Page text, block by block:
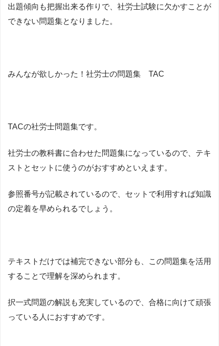
出題傾向も把握出来る作りで、社労士試験に欠かすことが
できない問題集となりました。
みんなが欲しかった！社労士の問題集 TAC
TACの社労士問題集です。
社労士の教科書に合わせた問題集になっているので、テキ
ストとセットに使うのがおすすめといえます。
参照番号が記載されているので、セットで利用すれば知識
の定着を早められるでしょう。
テキストだけでは補完できない部分も、この問題集を活用
することで理解を深められます。
択一式問題の解説も充実しているので、合格に向けて頑張
っている人におすすめです。